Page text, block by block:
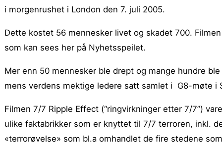
i morgenrushet i London den 7. juli 2005.
Dette kostet 56 mennesker livet og skadet 700.
som kan sees her på Nyhetsspeilet.
Mer enn 50 mennesker ble drept og mange hundre
mens verdens mektige ledere satt samlet i G8-møte i
Filmen 7/7 Ripple Effect (“ringvirkninger etter 7/7”)
ulike faktabrikker som er knyttet til 7/7 terroren, inkl.
«terrorøvelse» som bl.a omhandlet de fire stedene